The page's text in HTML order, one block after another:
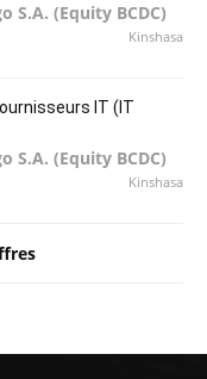
S.A. (Equity BCDC)
Kinshasa
IT (IT
S.A. (Equity BCDC)
Kinshasa